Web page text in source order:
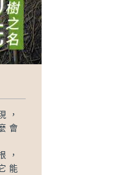
，
會
，
能